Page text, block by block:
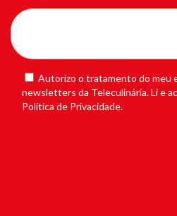
Autorizo o tratamento do meu
newsletters da Teleculinária. Li e
Política de Privacidade.